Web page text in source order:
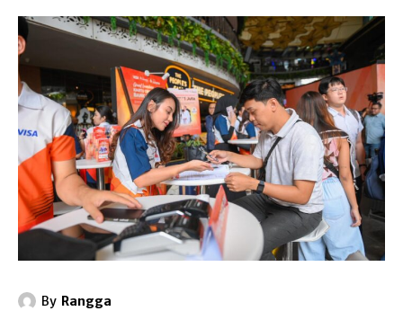
By Rangga